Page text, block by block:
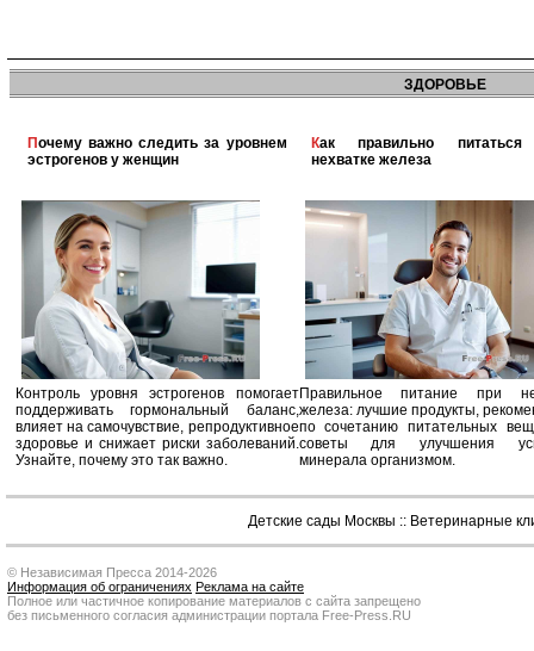
ЗДОРОВЬЕ
Почему важно следить за уровнем
эстрогенов у женщин
Контроль уровня эстрогенов помогает
поддерживать гормональный баланс,
влияет на самочувствие, репродуктивное
здоровье и снижает риски заболеваний.
Узнайте, почему это так важно.
Как правильно питаться при
нехватке железа
Правильное питание при
железа: лучшие продукты,
по сочетанию питательных
советы для улучшения
минерала организмом.
Детские сады Москвы :: Ветеринарные
© Независимая Пресса 2014-2026
Информация об ограничениях Реклама на сайте
Полное или частичное копирование материалов с сайта запрещено
без письменного согласия администрации портала Free-Press.RU